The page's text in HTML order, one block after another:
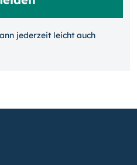
jeder­zeit leicht auch